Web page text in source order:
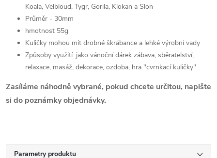
Koala, Velbloud, Tygr, Gorila, Klokan a Slon
Průměr - 30mm
hmotnost 55g
Kuličky mohou mít drobné škrábance a lehké výrobní vady
Způsoby využití: jako vánoční dárek zábava, sběratelství,
relaxace, masáž, dekorace, ozdoba, hra "cvrnkací kuličky"
Zasíláme náhodně vybrané, pokud chcete určitou, napište
si do poznámky objednávky.
Parametry produktu